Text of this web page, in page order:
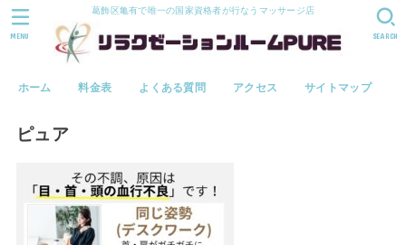
葛飾区亀有で唯一の国家資格者が行なうマッサージ店
ホーム 料金表 よくある質問 アクセス サイトマップ
SEARCH
MENU
ピュア